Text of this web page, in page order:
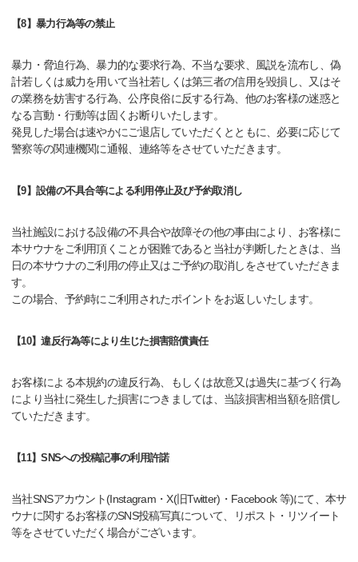
【8】暴力行為等の禁止
暴力・脅迫行為、暴力的な要求行為、不当な要求、風説を流布し、偽
計若しくは威力を用いて当社若しくは第三者の信用を毀損し、又はそ
の業務を妨害する行為、公序良俗に反する行為、他のお客様の迷惑と
なる言動・行動等は固くお断りいたします。
発見した場合は速やかにご退店していただくとともに、必要に応じて
警察等の関連機関に通報、連絡等をさせていただきます。
【9】設備の不具合等による利用停止及び予約取消し
当社施設における設備の不具合や故障その他の事由により、お客様に
本サウナをご利用頂くことが困難であると当社が判断したときは、当
日の本サウナのご利用の停止又はご予約の取消しをさせていただきま
す。
この場合、予約時にご利用されたポイントをお返しいたします。
【10】違反行為等により生じた損害賠償責任
お客様による本規約の違反行為、もしくは故意又は過失に基づく行為
により当社に発生した損害につきましては、当該損害相当額を賠償し
ていただきます。
【11】SNSへの投稿記事の利用許諾
当社SNSアカウント(Instagram・X(旧Twitter)・Facebook 等)にて、本サ
ウナに関するお客様のSNS投稿写真について、リポスト・リツイート
等をさせていただく場合がございます。